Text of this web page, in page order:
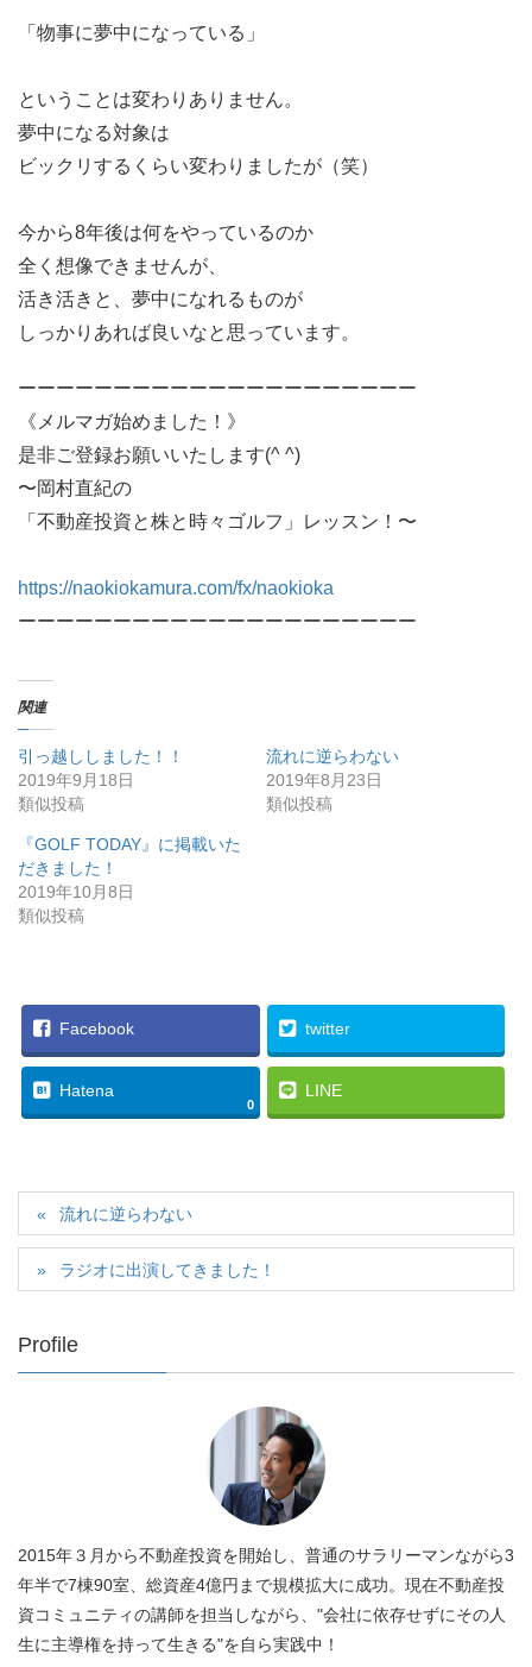
「物事に夢中になっている」
ということは変わりありません。
夢中になる対象は
ビックリするくらい変わりましたが（笑）
今から8年後は何をやっているのか
全く想像できませんが、
活き活きと、夢中になれるものが
しっかりあれば良いなと思っています。
ーーーーーーーーーーーーーーーーーーーーー
《メルマガ始めました！》
是非ご登録お願いいたします(^ ^)
〜岡村直紀の
「不動産投資と株と時々ゴルフ」レッスン！〜
https://naokiokamura.com/fx/naokioka
ーーーーーーーーーーーーーーーーーーーーー
関連
引っ越ししました！！
2019年9月18日
類似投稿
流れに逆らわない
2019年8月23日
類似投稿
『GOLF TODAY』に掲載いた
だきました！
2019年10月8日
類似投稿
Facebook twitter
Hatena
0
LINE
流れに逆らわない
ラジオに出演してきました！
Profile
2015年３月から不動産投資を開始し、普通のサラリーマンながら3
年半で7棟90室、総資産4億円まで規模拡大に成功。現在不動産投
資コミュニティの講師を担当しながら、"会社に依存せずにその人
生に主導権を持って生きる"を自ら実践中！